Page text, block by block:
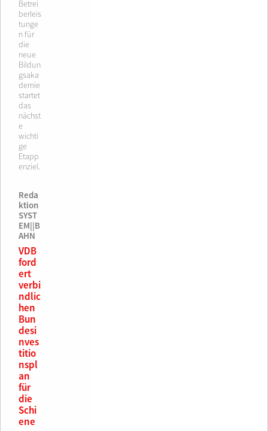
Betrei
berleis
tunge
n für
die
neue
Bildun
gsaka
demie
startet
das
nächst
e
wichti
ge
Etapp
enziel.
Reda
ktion
SYST
EM||B
AHN
VDB
ford
ert
verbi
ndlic
hen
Bun
desi
nves
titio
nspl
an
für
die
Schi
ene